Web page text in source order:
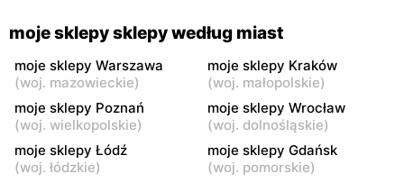
Gorzyce, ul. Szkolna 44 Grębów, ul. Wydrza 180
moje sklepy
Jadachy, ul. Jadachy 111
moje sklepy
Jeżowe, ul. Zalesie 77
moje sklepy
Kazimierza Wielka, ul.
Kolejowa 15
moje sklepy
Kamień, ul. Błonie 23
moje sklepy sklepy według miast
moje sklepy Warszawa
(woj. mazowieckie)
moje sklepy Kraków
(woj. małopolskie)
moje sklepy Poznań
(woj. wielkopolskie)
moje sklepy Wrocław
(woj. dolnośląskie)
moje sklepy Łódź
(woj. łódzkie)
moje sklepy Gdańsk
(woj. pomorskie)